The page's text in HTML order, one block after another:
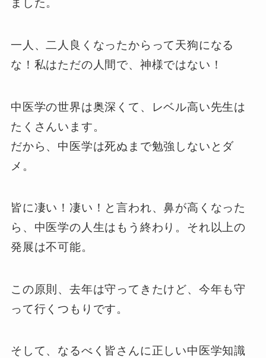
ました。
一人、二人良くなったからって天狗になる
な！私はただの人間で、神様ではない！
中医学の世界は奥深くて、レベル高い先生は
たくさんいます。
だから、中医学は死ぬまで勉強しないとダ
メ。
皆に凄い！凄い！と言われ、鼻が高くなった
ら、中医学の人生はもう終わり。それ以上の
発展は不可能。
この原則、去年は守ってきたけど、今年も守
って行くつもりです。
そして、なるべく皆さんに正しい中医学知識